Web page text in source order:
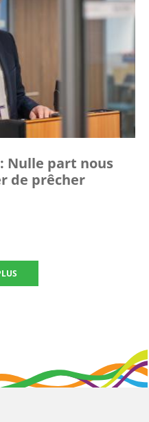
Nulle part nous
de prêcher